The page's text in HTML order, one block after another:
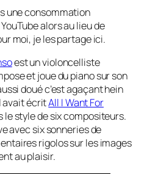
une consommation
alors au lieu de
moi, je les partage ici.
est un violoncelliste
et joue du piano sur son
doué c’est agaçant hein
avait écritAll I Want For
le style de six compositeurs.
avec six sonneries de
rigolos sur les images
au plaisir.